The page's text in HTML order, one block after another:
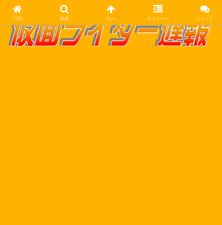
TOP 検索 上へ サイドバー コメント